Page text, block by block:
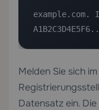
example.com.
Melden Sie sich
Datensatz ein.